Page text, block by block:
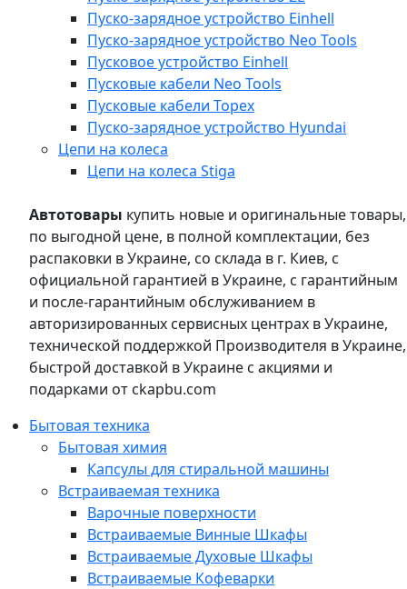
Пуско-зарядное устройство Einhell
Пуско-зарядное устройство Neo Tools
Пусковое устройство Einhell
Пусковые кабели Neo Tools
Пусковые кабели Topex
Пуско-зарядное устройство Hyundai
Цепи на колеса
Цепи на колеса Stiga
Автотовары купить новые и оригинальные товары,
по выгодной цене, в полной комплектации, без
распаковки в Украине, со склада в г. Киев, с
официальной гарантией в Украине, с гарантийным
и после-гарантийным обслуживанием в
авторизированных сервисных центрах в Украине,
технической поддержкой Производителя в Украине,
быстрой доставкой в Украине с акциями и
подарками от ckapbu.com
Бытовая техника
Бытовая химия
Капсулы для стиральной машины
Встраиваемая техника
Варочные поверхности
Встраиваемые Винные Шкафы
Встраиваемые Духовые Шкафы
Встраиваемые Кофеварки